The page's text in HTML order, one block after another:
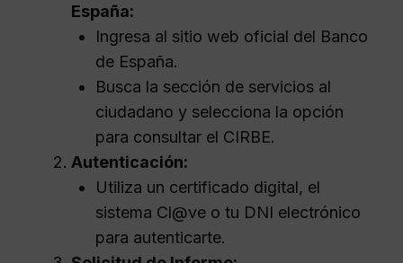
España:
Ingresa al sitio web oficial del Banco
de España.
Busca la sección de servicios al
ciudadano y selecciona la opción
para consultar el CIRBE.
Autenticación:
Utiliza un certificado digital, el
sistema Cl@ve o tu DNI electrónico
para autenticarte.